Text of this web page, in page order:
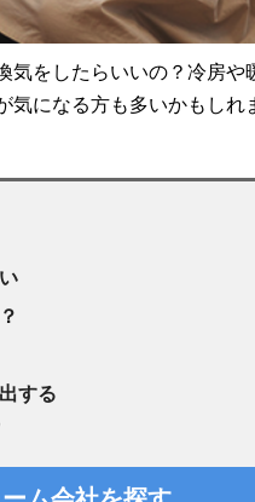
気をしたらいいの？冷房や
になる方も多いかもしれ
する